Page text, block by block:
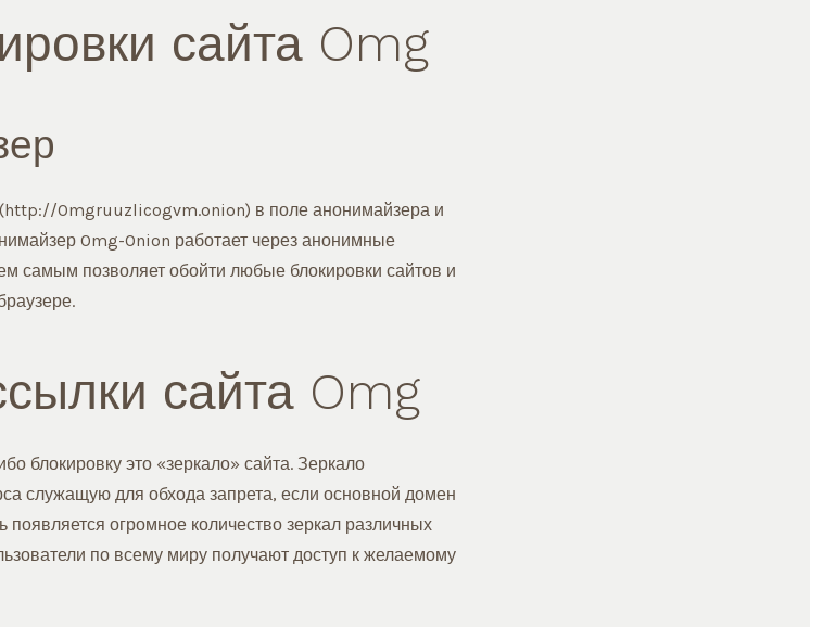
сайта Omg
(http://Omgruuzlicogvm.onion) в поле анонимайзера и
Omg-Onion работает через анонимные
самым позволяет обойти любые блокировки сайтов и
сайта Omg
блокировку это «зеркало» сайта. Зеркало
служащую для обхода запрета, если основной домен
огромное количество зеркал различных
по всему миру получают доступ к желаемому